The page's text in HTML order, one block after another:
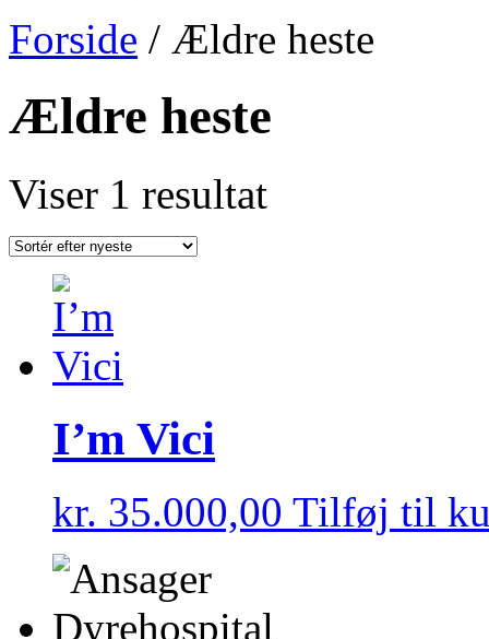
Forside / Ældre heste
Ældre heste
Viser 1 resultat
I’m Vici
kr. 35.000,00 Tilføj til